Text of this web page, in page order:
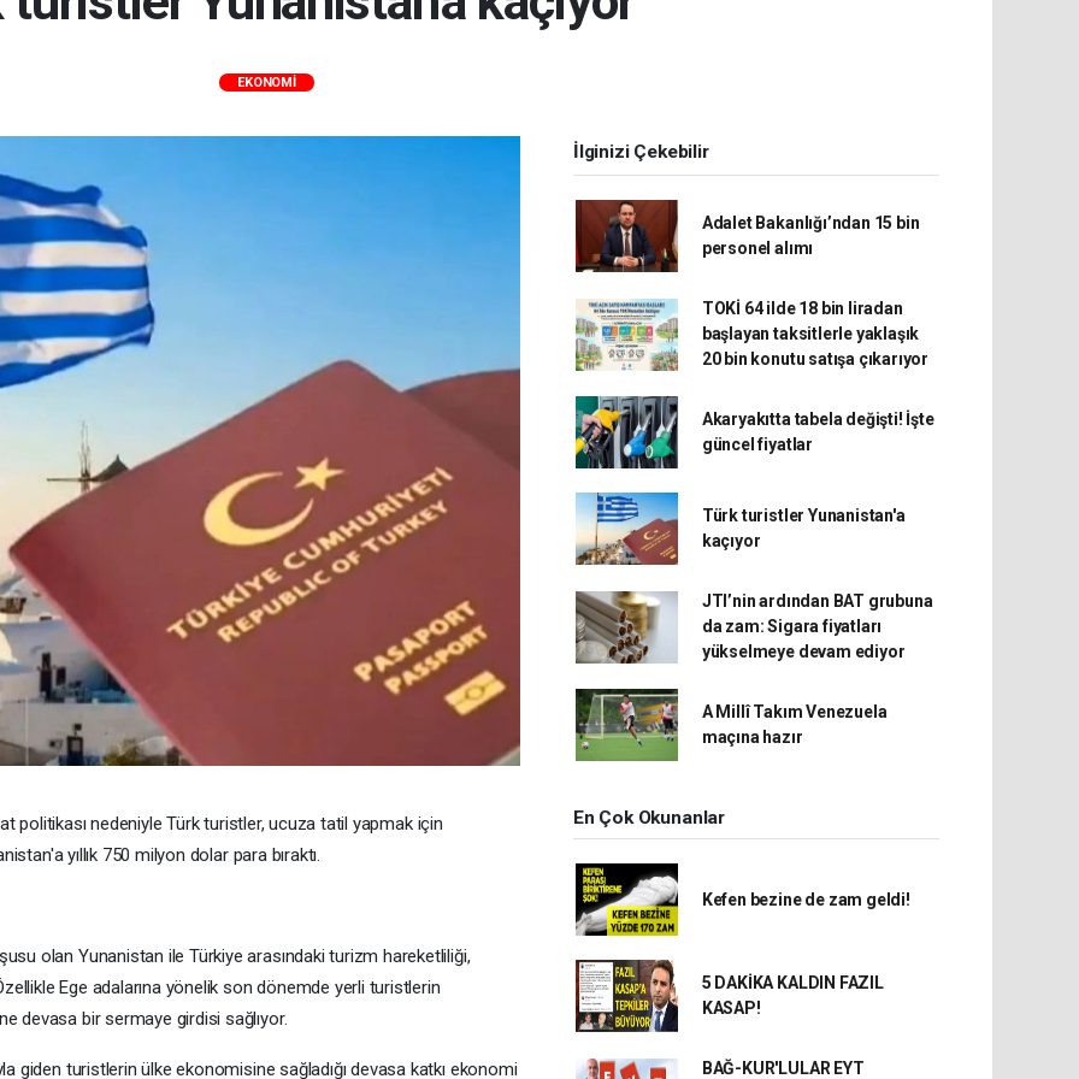
EKONOMİ
politikası nedeniyle Türk turistler, ucuza tatil yapmak için
yıllık 750 milyon dolar para bıraktı.
olan Yunanistan ile Türkiye arasındaki turizm hareketliliği,
Ege adalarına yönelik son dönemde yerli turistlerin
devasa bir sermaye girdisi sağlıyor.
giden turistlerin ülke ekonomisine sağladığı devasa katkı ekonomi
İlginizi Çekebilir
Adalet Bakanlığı’ndan 15 bin
personel alımı
TOKİ 64 ilde 18 bin liradan
başlayan taksitlerle yaklaşık
20 bin konutu satışa çıkarıyor
Akaryakıtta tabela değişti! İşte
güncel fiyatlar
Türk turistler Yunanistan'a
kaçıyor
JTI’nin ardından BAT grubuna
da zam: Sigara fiyatları
yükselmeye devam ediyor
A Millî Takım Venezuela
maçına hazır
En Çok Okunanlar
Kefen bezine de zam geldi!
5 DAKİKA KALDIN FAZIL
KASAP!
BAĞ-KUR'LULAR EYT